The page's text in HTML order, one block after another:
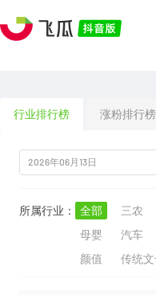
行业排行榜 涨粉排行榜
所属行业： 全部 三农
母婴
汽车
颜值
传统